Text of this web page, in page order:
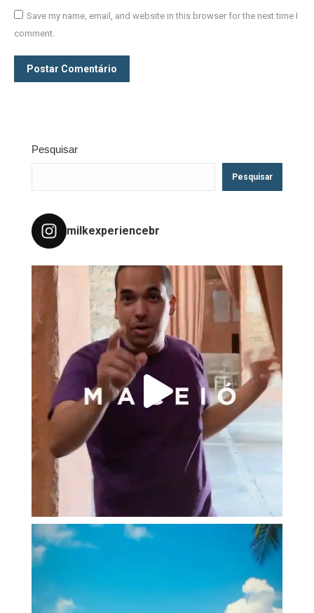
Save my name, email, and website in this browser for the next time I
comment.
Postar Comentário
Pesquisar
Pesquisar
milkexperiencebr